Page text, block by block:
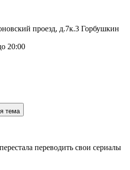
проезд, д.7к.3 Горбушкин
20:00
тема
переводить свои сериалы